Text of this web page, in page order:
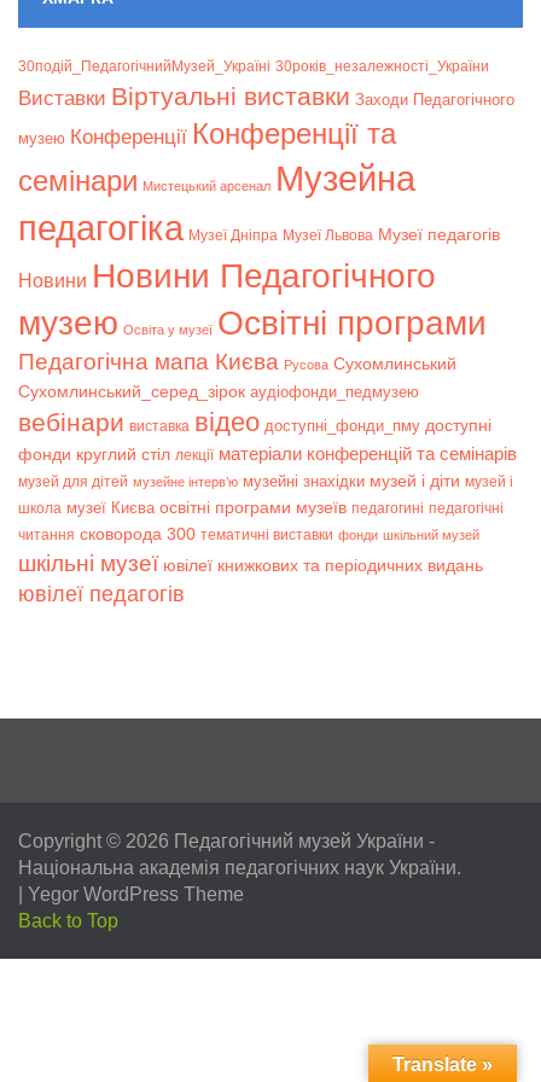
30подій_ПедагогічнийМузей_Україні 30років_незалежності_України
Bиставки Віртуальні виставки Заходи Педагогічного
музею Конференції Конференції та
семінари Мистецький арсенал Музейна
педагогіка Музеї Дніпра Музеї Львова Музеї педагогів
Новини Новини Педагогічного
музею Освіта у музеї Освітні програми
Педагогічна мапа Києва Русова Сухомлинський
Сухомлинський_серед_зірок аудіофонди_педмузею
вебінари виставка відео доступні_фонди_пму доступні
фонди круглий стіл лекції матеріали конференцій та семінарів
музей для дітей музейне інтерв’ю музейні знахідки музей і діти музей і
школа музеї Києва освітні програми музеїв педагогині педагогічні
читання сковорода 300 тематичні виставки фонди шкільний музей
шкільні музеї ювілеї книжкових та періодичних видань
ювілеї педагогів
Copyright © 2026 Педагогічний музей України -
Національна академія педагогічних наук України.
Yegor WordPress Theme
Back to Top
Translate »